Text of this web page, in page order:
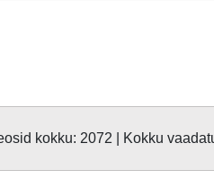
kokku: 2072 | Kokku